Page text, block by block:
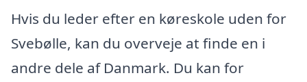
Hvis du leder efter en køreskole uden for
Svebølle, kan du overveje at finde en i
andre dele af Danmark. Du kan for